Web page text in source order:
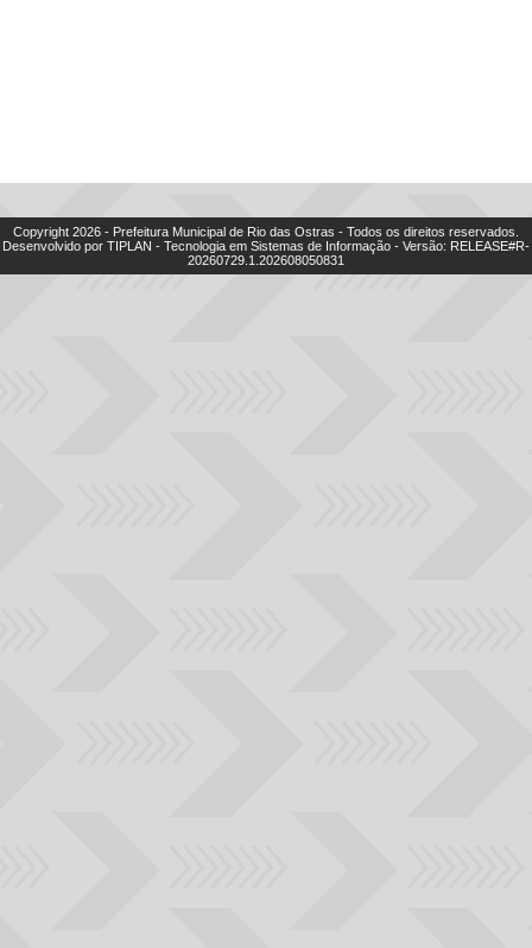
Copyright 2026 - Prefeitura Municipal de Rio das Ostras - Todos os direitos reservados.
Desenvolvido por TIPLAN - Tecnologia em Sistemas de Informação - Versão: RELEASE#R-
20260729.1.202608050831